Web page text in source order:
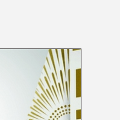
ПЕРЕЙТИ НА